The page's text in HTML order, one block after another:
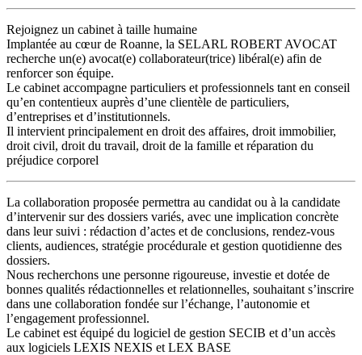
Rejoignez un cabinet à taille humaine
Implantée au cœur de Roanne, la SELARL ROBERT AVOCAT
recherche un(e) avocat(e) collaborateur(trice) libéral(e) afin de
renforcer son équipe.
Le cabinet accompagne particuliers et professionnels tant en conseil
qu’en contentieux auprès d’une clientèle de particuliers,
d’entreprises et d’institutionnels.
Il intervient principalement en droit des affaires, droit immobilier,
droit civil, droit du travail, droit de la famille et réparation du
préjudice corporel
La collaboration proposée permettra au candidat ou à la candidate
d’intervenir sur des dossiers variés, avec une implication concrète
dans leur suivi : rédaction d’actes et de conclusions, rendez-vous
clients, audiences, stratégie procédurale et gestion quotidienne des
dossiers.
Nous recherchons une personne rigoureuse, investie et dotée de
bonnes qualités rédactionnelles et relationnelles, souhaitant s’inscrire
dans une collaboration fondée sur l’échange, l’autonomie et
l’engagement professionnel.
Le cabinet est équipé du logiciel de gestion SECIB et d’un accès
aux logiciels LEXIS NEXIS et LEX BASE